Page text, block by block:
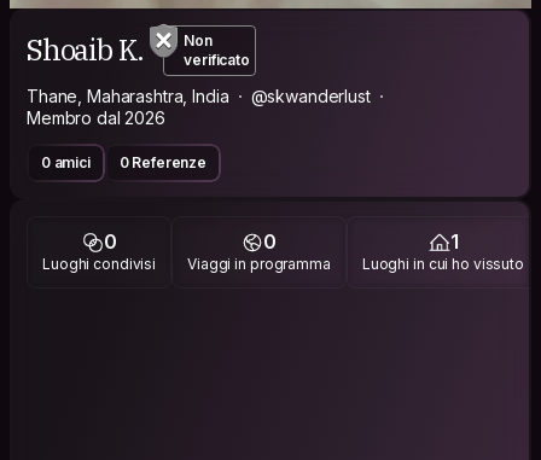
Shoaib K.
Non
verificato
Thane, Maharashtra, India
@skwanderlust
Membro dal 2026
0 amici 0 Referenze
0
Luoghi condivisi
0
Viaggi in programma
1
Luoghi in cui ho vissuto